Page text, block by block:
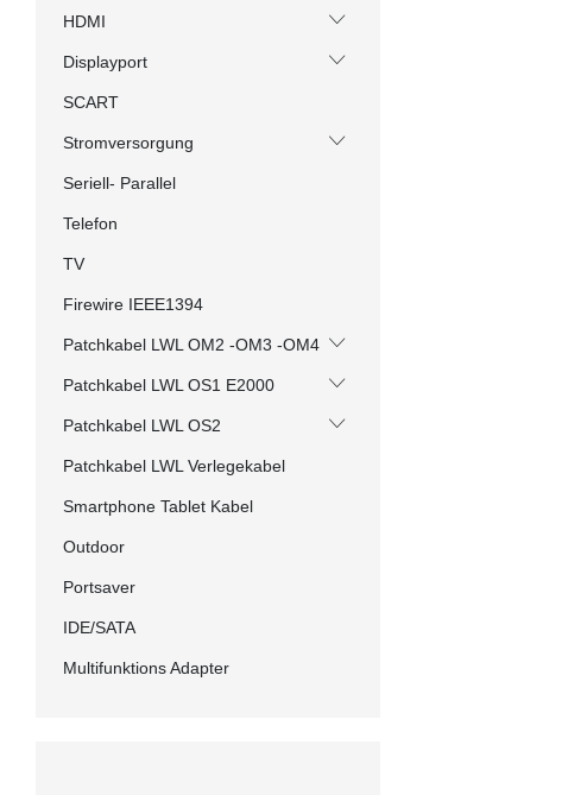
HDMI
Displayport
SCART
Stromversorgung
Seriell- Parallel
Telefon
TV
Firewire IEEE1394
Patchkabel LWL OM2 -OM3 -OM4
Patchkabel LWL OS1 E2000
Patchkabel LWL OS2
Patchkabel LWL Verlegekabel
Smartphone Tablet Kabel
Outdoor
Portsaver
IDE/SATA
Multifunktions Adapter